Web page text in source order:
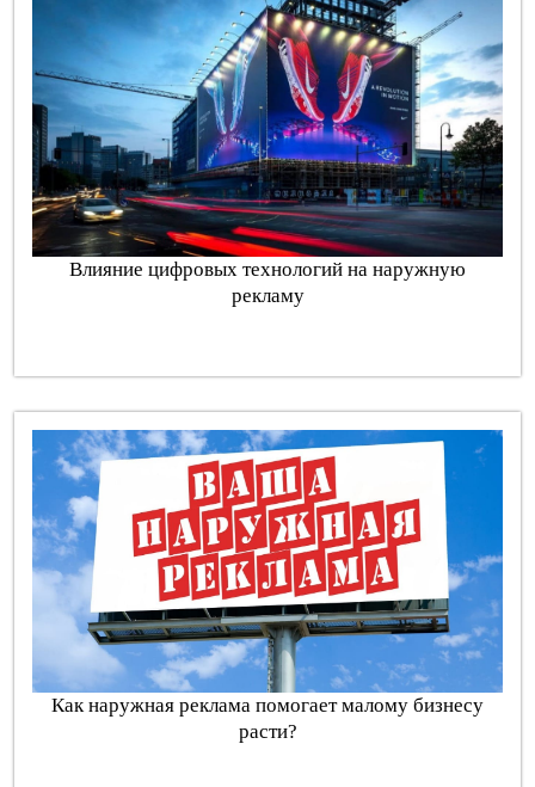
Влияние цифровых технологий на наружную
рекламу
Как наружная реклама помогает малому бизнесу
расти?